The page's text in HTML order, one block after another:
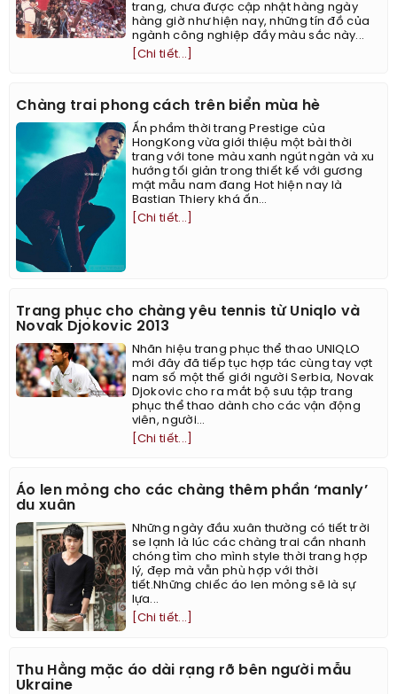
trang, chưa được cập nhật hàng ngày
hàng giờ như hiện nay, những tín đồ của
ngành công nghiệp đầy màu sắc này...
[Chi tiết...]
Chàng trai phong cách trên biển mùa hè
Ấn phẩm thời trang Prestige của
HongKong vừa giới thiệu một bài thời
trang với tone màu xanh ngút ngàn và xu
hướng tối giản trong thiết kế với gương
mặt mẫu nam đang Hot hiện nay là
Bastian Thiery khá ấn...
[Chi tiết...]
Trang phục cho chàng yêu tennis từ Uniqlo và
Novak Djokovic 2013
Nhãn hiệu trang phục thể thao UNIQLO
mới đây đã tiếp tục hợp tác cùng tay vợt
nam số một thế giới người Serbia, Novak
Djokovic cho ra mắt bộ sưu tập trang
phục thể thao dành cho các vận động
viên, người...
[Chi tiết...]
Áo len mỏng cho các chàng thêm phần ‘manly’
du xuân
Những ngày đầu xuân thường có tiết trời
se lạnh là lúc các chàng trai cần nhanh
chóng tìm cho mình style thời trang hợp
lý, đẹp mà vẫn phù hợp với thời
tiết.Những chiếc áo len mỏng sẽ là sự
lựa...
[Chi tiết...]
Thu Hằng mặc áo dài rạng rỡ bên người mẫu
Ukraine